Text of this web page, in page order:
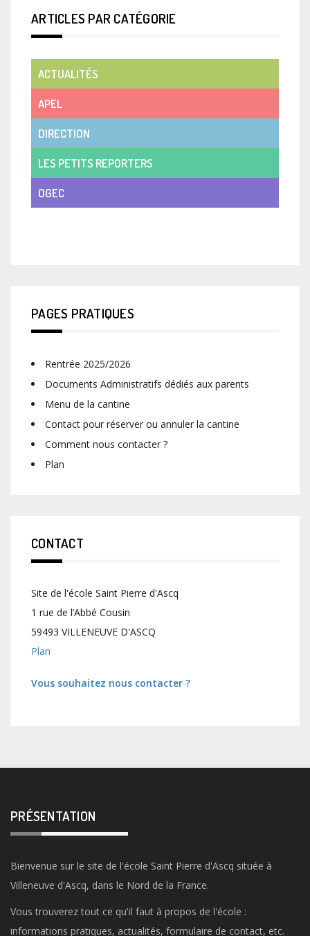
ARTICLES PAR CATÉGORIE
ACTUALITÉS
APEL
DIRECTION
LES PETITS REPORTERS
OGEC
PAGES PRATIQUES
Rentrée 2025/2026
Documents Administratifs dédiés aux parents
Menu de la cantine
Contact pour réserver ou annuler la cantine
Comment nous contacter ?
Plan
CONTACT
Site de l'école Saint Pierre d'Ascq
1 rue de l’Abbé Cousin
59493 VILLENEUVE D'ASCQ
Plan
Vous souhaitez nous contacter ?
PRÉSENTATION
Bienvenue sur le site de l'école Saint Pierre d'Ascq située à
Villeneuve d'Ascq, dans le Nord de la France.
Vous trouverez tout ce qu'il faut à propos de l'école :
informations pratiques, actualités, formulaire de contact, etc.